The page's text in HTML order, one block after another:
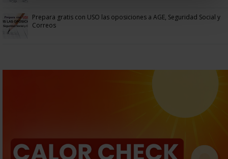
Prepara gratis con USO las oposiciones a AGE, Seguridad Social y
Correos